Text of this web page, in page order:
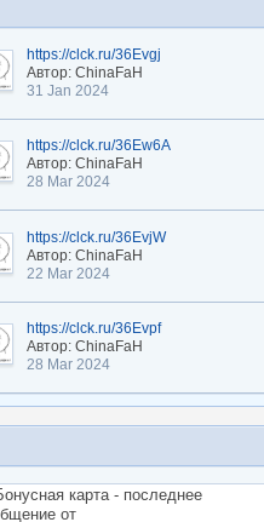
https://clck.ru/36Evgj
Автор: ChinaFaH
31 Jan 2024
https://clck.ru/36Ew6A
Автор: ChinaFaH
28 Mar 2024
https://clck.ru/36EvjW
Автор: ChinaFaH
22 Mar 2024
https://clck.ru/36Evpf
Автор: ChinaFaH
28 Mar 2024